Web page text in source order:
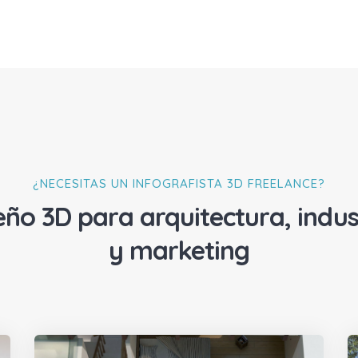
¿NECESITAS UN INFOGRAFISTA 3D FREELANCE?
3D para arquitectura,
y marketing